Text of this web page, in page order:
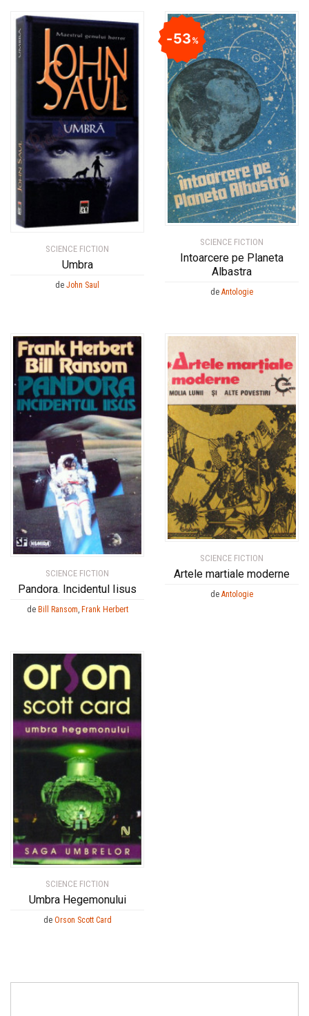
SCIENCE FICTION
Umbra
de John Saul
SCIENCE FICTION
Intoarcere pe Planeta
Albastra
53%
de Antologie
SCIENCE FICTION
Pandora. Incidentul Iisus
de Bill Ransom, Frank Herbert
SCIENCE FICTION
Artele martiale moderne
de Antologie
SCIENCE FICTION
Umbra Hegemonului
de Orson Scott Card